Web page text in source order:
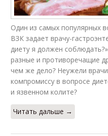
Один из самых популярных
ВЗК задает врачу-
диету я должен
разные и противоречащие
чем же дело? Неужели
компромиссу в вопросе
и язвенном колите?
Читать дальше →